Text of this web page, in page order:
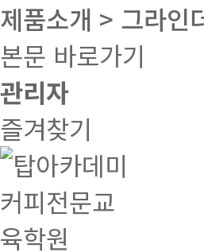
제품소개 > 그라
본문 바로가기
관리자
즐겨찾기